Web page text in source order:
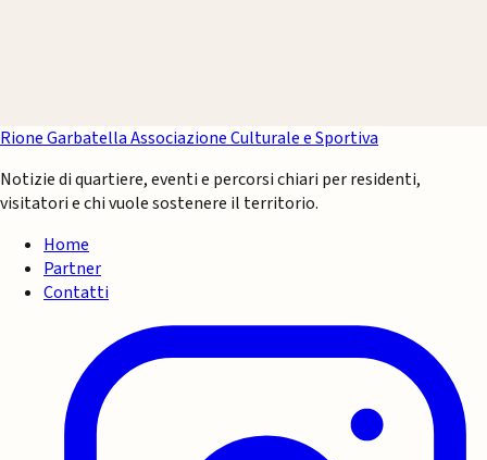
Rione GarbatellaAssociazione Culturale e Sportiva
Notizie di quartiere, eventi e percorsi chiari per residenti,
visitatori e chi vuole sostenere il territorio.
Home
Partner
Contatti